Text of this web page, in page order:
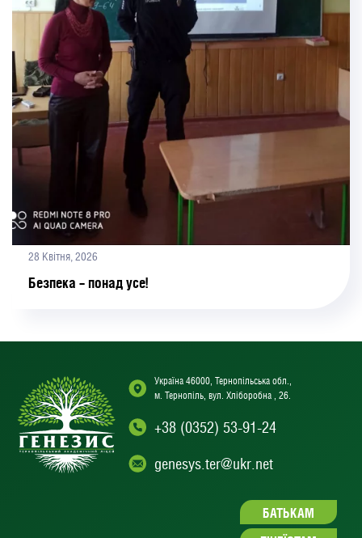
28 Квітня, 2026
Безпека – понад усе!
Україна 46000, Тернопільська обл.,
м. Тернопіль, вул. Хліборобна , 26.
+38 (0352) 53-91-24
genesys.ter@ukr.net
БАТЬКАМ